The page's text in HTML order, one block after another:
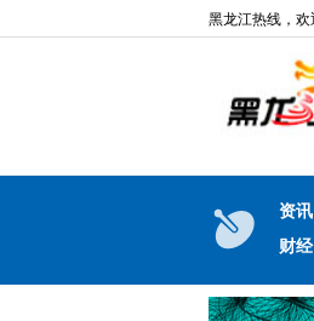
黑龙江热线，欢
资讯
财经